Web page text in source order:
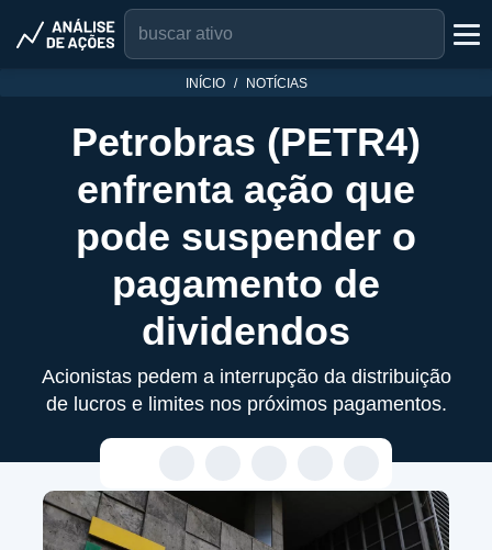
INÍCIO NOTÍCIAS
Petrobras (PETR4)
enfrenta ação que
pode suspender o
pagamento de
dividendos
Acionistas pedem a interrupção da distribuição
de lucros e limites nos próximos pagamentos.